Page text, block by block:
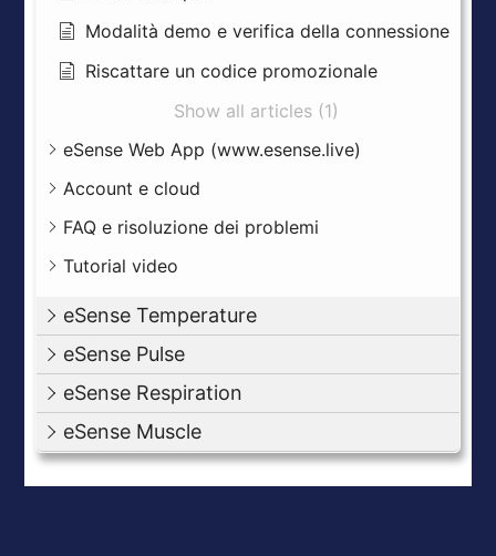
Modalità demo e verifica della connessione
Riscattare un codice promozionale
Show all articles (1)
eSense Web App (www.esense.live)
Account e cloud
FAQ e risoluzione dei problemi
Tutorial video
eSense Temperature
eSense Pulse
eSense Respiration
eSense Muscle